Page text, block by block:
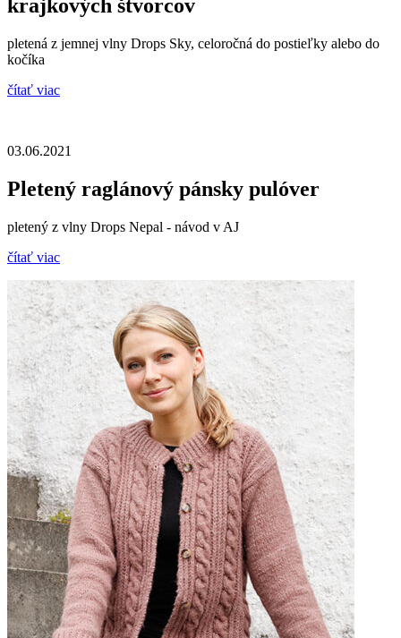
krajkových štvorcov
pletená z jemnej vlny Drops Sky, celoročná do postieľky alebo do
kočíka
čítať viac
03.06.2021
Pletený raglánový pánsky pulóver
pletený z vlny Drops Nepal - návod v AJ
čítať viac